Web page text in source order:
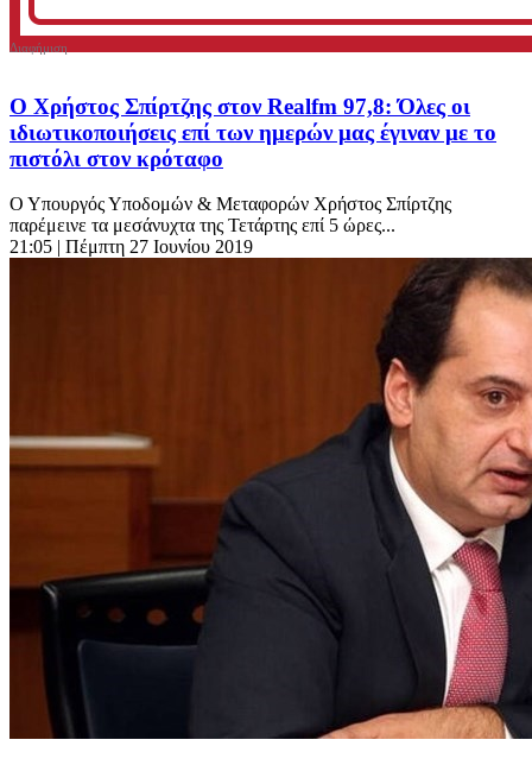
Ο Χρήστος Σπίρτζης στον Realfm 97,8: Όλες οι
ιδιωτικοποιήσεις επί των ημερών μας έγιναν με το
πιστόλι στον κρόταφο
Ο Υπουργός Υποδομών & Μεταφορών Χρήστος Σπίρτζης
παρέμεινε τα μεσάνυχτα της Τετάρτης επί 5 ώρες...
21:05 | Πέμπτη 27 Ιουνίου 2019